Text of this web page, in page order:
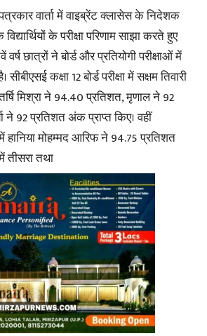
वार्ता में वाइब्रेंट क्लासेस के निदेशक
के परीक्षा परिणाम साझा करते हुए
छात्रों ने बोर्ड और प्रतियोगी परीक्षाओं में
कक्षा 12 बोर्ड परीक्षा में सक्षम तिवारी
मिश्रा ने 94.40 प्रतिशत, मृणाल ने 92
ने 92 प्रतिशत अंक प्राप्त किए। वहीं
में हानिया मोहम्मद आरिफ ने 94.75 प्रतिशत
तथा